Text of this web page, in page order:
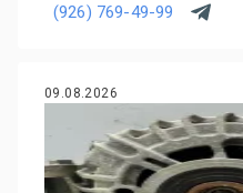
(926) 769-49-99
09.08.2026